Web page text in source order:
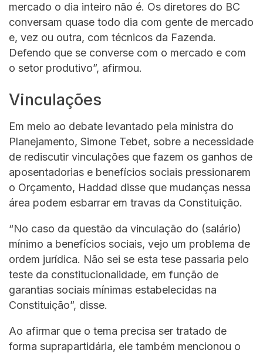
mercado o dia inteiro não é. Os diretores do BC
conversam quase todo dia com gente de mercado
e, vez ou outra, com técnicos da Fazenda.
Defendo que se converse com o mercado e com
o setor produtivo”, afirmou.
Vinculações
Em meio ao debate levantado pela ministra do
Planejamento, Simone Tebet, sobre a necessidade
de rediscutir vinculações que fazem os ganhos de
aposentadorias e benefícios sociais pressionarem
o Orçamento, Haddad disse que mudanças nessa
área podem esbarrar em travas da Constituição.
“No caso da questão da vinculação do (salário)
mínimo a benefícios sociais, vejo um problema de
ordem jurídica. Não sei se esta tese passaria pelo
teste da constitucionalidade, em função de
garantias sociais mínimas estabelecidas na
Constituição”, disse.
Ao afirmar que o tema precisa ser tratado de
forma suprapartidária, ele também mencionou o